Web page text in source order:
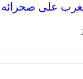
على صحرائه